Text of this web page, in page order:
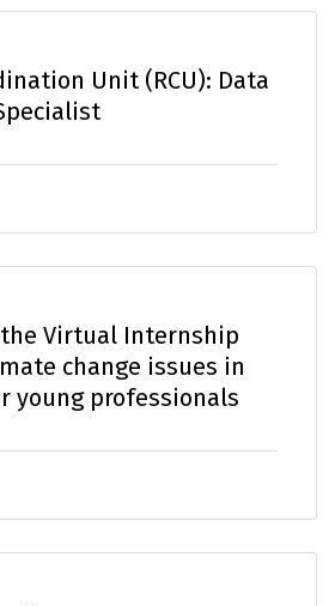
Unit (RCU): Data
Virtual Internship
change issues in
young professionals